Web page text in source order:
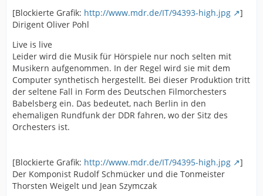
[Blockierte Grafik: http://www.mdr.de/IT/94393-high.jpg
]
Dirigent Oliver Pohl
Live is live
Leider wird die Musik für Hörspiele nur noch selten mit
Musikern aufgenommen. In der Regel wird sie mit dem
Computer synthetisch hergestellt. Bei dieser Produktion tritt
der seltene Fall in Form des Deutschen Filmorchesters
Babelsberg ein. Das bedeutet, nach Berlin in den
ehemaligen Rundfunk der DDR fahren, wo der Sitz des
Orchesters ist.
[Blockierte Grafik: http://www.mdr.de/IT/94395-high.jpg
]
Der Komponist Rudolf Schmücker und die Tonmeister
Thorsten Weigelt und Jean Szymczak